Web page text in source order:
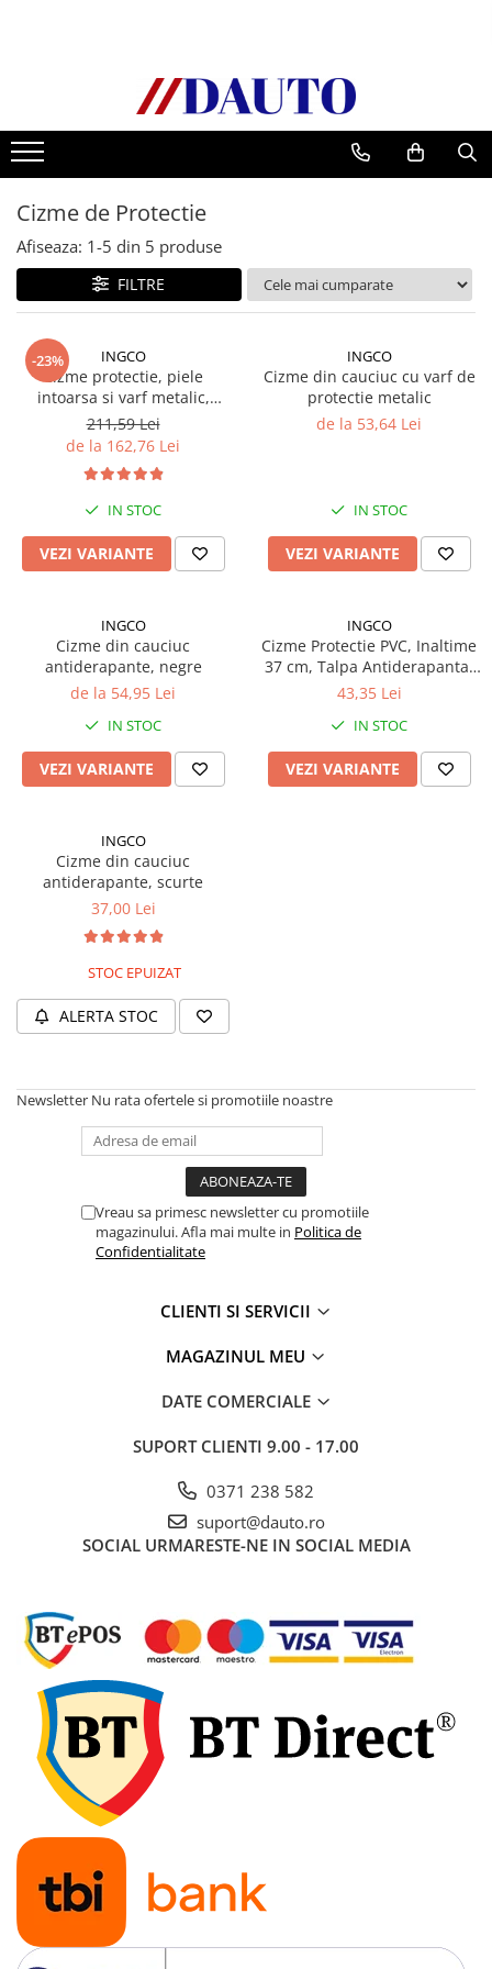
Bullbare, Suporti lumini camioane
Accesorii inox
DAF
CF Euro 6
DAF CF 85
DAF XF 105
Daf XF 95
Daf XG
Ford
TGS
TGX
Mercedes Actros MP2
Mercedes Actros MP3
Mercedes Actros MP4, MP5
Mercedes Actros MP6
Mercedes Arocs
RENAULT
T Line
Scania R S G P Next Generation
Volvo Aero
Volvo FH 4 Euro 6
Volvo Model FM
Lumini, Becuri, Proiectoare
Accesorii iluminare LED camioane
Bare LED (LED Bar) off-road, auto
Becuri Halogen Auto
Seturi de Becuri Auto
Lampi gabarit auto si remorci
remorci
Lampi interior, Plafoniere
Lampi LED auto dedicate
Lampi numar Inmatriculare
Lampi Stop, Semnalizare & Triple
Lampi Fata cu Bec & Semnalizare
Lampi Fata LED & Semnalizare
Lampi Spate cu Bec & Triple
Lampi Spate LED & Triple
Seturi Lampi Spate Triple
Lumini de Zi, DRL
Proiectoare de lucru si marsarier
Cizme de Protectie
Afiseaza: 1-5 din 5 produse
FILTRE
-23% INGCO
Cizme protectie, piele
intoarsa si varf metalic,
Chelsea
211,59 Lei
de la 162,76 Lei
IN STOC
VEZI VARIANTE
INGCO
Cizme din cauciuc cu varf de
protectie metalic
de la 53,64 Lei
IN STOC
VEZI VARIANTE
INGCO
Cizme din cauciuc
antiderapante, negre
de la 54,95 Lei
IN STOC
VEZI VARIANTE
INGCO
Cizme Protectie PVC, Inaltime
37 cm, Talpa Antiderapanta,
Marimi 39-46
43,35 Lei
IN STOC
VEZI VARIANTE
INGCO
Cizme din cauciuc
antiderapante, scurte
37,00 Lei
STOC EPUIZAT
ALERTA STOC
Newsletter Nu rata ofertele si promotiile noastre
Vreau sa primesc newsletter cu promotiile
magazinului. Afla mai multe in Politica de
Confidentialitate
CLIENTI SI SERVICII
MAGAZINUL MEU
DATE COMERCIALE
SUPORT CLIENTI 9.00 - 17.00
0371 238 582
suport@dauto.ro
SOCIAL URMARESTE-NE IN SOCIAL MEDIA